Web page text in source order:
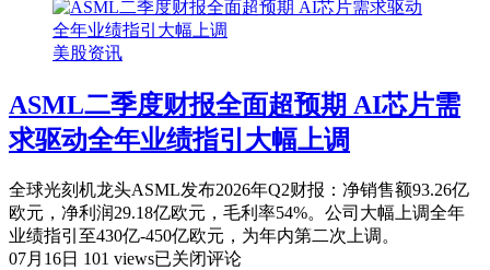
身
家
缩
水
CEO
黄
否
认
Vera
延
期：
已
进
美股资讯
ASML二季度财报全面超预期 AI芯片需
求驱动全年业绩指引大幅上调
全球光刻机龙头ASML发布2026年Q2财报：净销售额93.26亿
欧元，净利润29.18亿欧元，毛利率54%。公司大幅上调全年
业绩指引至430亿-450亿欧元，为年内第二次上调。
07月16日 101 viewsASML
已关闭评论